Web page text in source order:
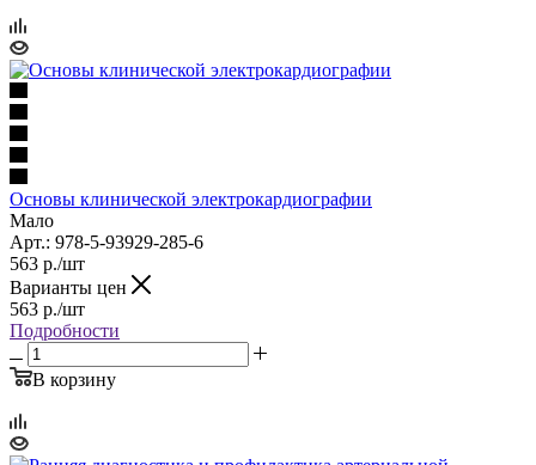
Основы клинической электрокардиографии
Мало
Арт.: 978-5-93929-285-6
563 р./шт
Варианты цен
563 р./шт
Подробности
В корзину